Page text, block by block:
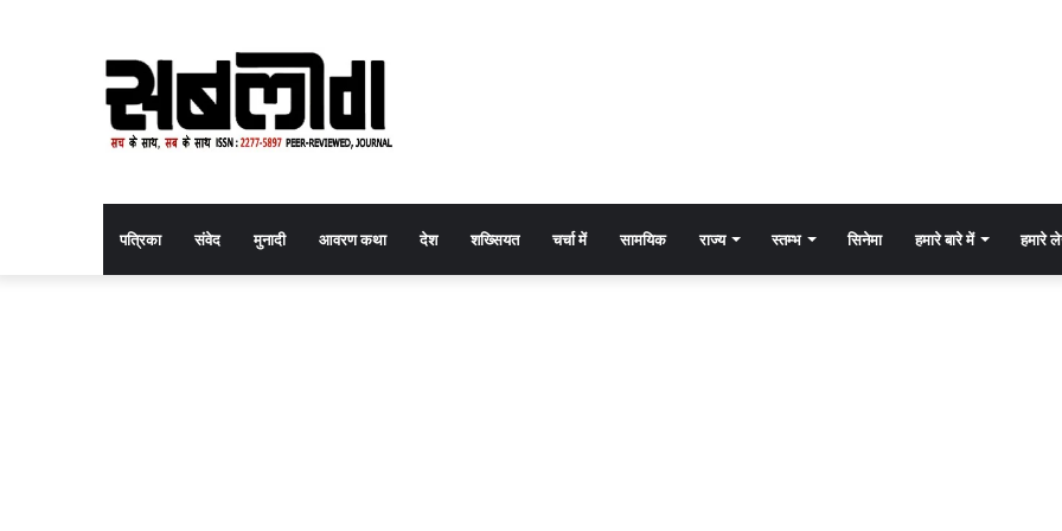
पत्रिका संवेद मुनादी आवरण कथा देश शख्सियत चर्चा में सामयिक राज्य स्तम्भ सिनेमा हमारे बारे में हमारे